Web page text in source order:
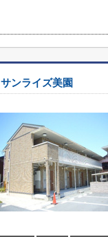
サンライズ美園